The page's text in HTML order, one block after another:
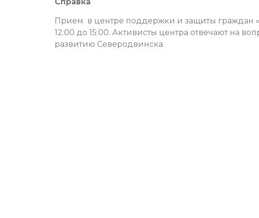
Справка
Прием в центре поддержки и защиты граждан
12:00 до 15:00. Активисты центра отвечают на
развитию Северодвинска.